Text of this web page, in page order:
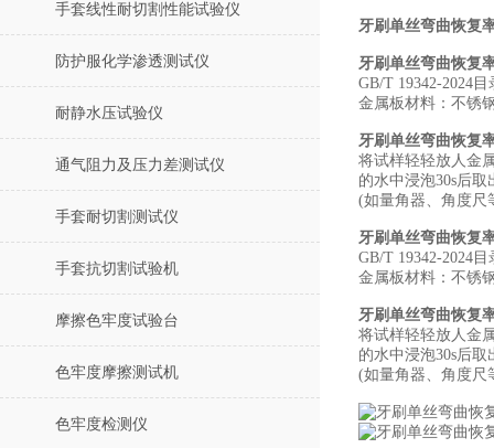
手套线性耐切割性能试验仪
防护服化学渗透测试仪
耐静水压试验仪
通气阻力及压力差测试仪
手套耐切割测试仪
手套抗切割试验机
摩擦色牢度试验台
色牢度摩擦测试机
色牢度检测仪
牙刷单丝弯曲恢复
牙刷单丝弯曲恢复
GB/T 19342-2024
金属板材料：不锈
牙刷单丝弯曲恢复
将试样轻轻放人金
的水中浸泡30s后
(如量角器、角度尺
牙刷单丝弯曲恢复
GB/T 19342-2024
金属板材料：不锈
牙刷单丝弯曲恢复
将试样轻轻放人金
的水中浸泡30s后
(如量角器、角度尺